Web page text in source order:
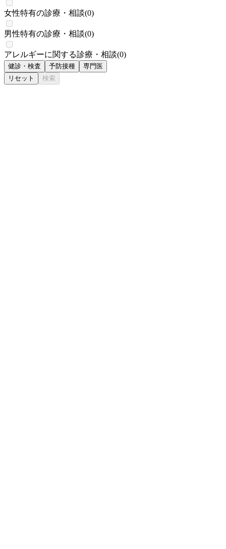
女性特有の診療・相談(0)
男性特有の診療・相談(0)
アレルギーに関する診療・相談(0)
健診・検査 予防接種
専門医
リセット
検索